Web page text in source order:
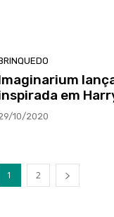
em
10/2020
1 2